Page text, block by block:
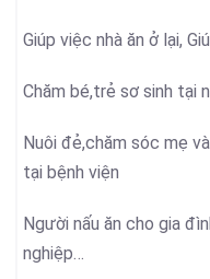
Giúp việc nhà ăn ở lại,
Chăm bé,trẻ sơ sinh tại
Nuôi đẻ,chăm sóc mẹ
tại bệnh viện
Người nấu ăn cho gia
nghiệp…